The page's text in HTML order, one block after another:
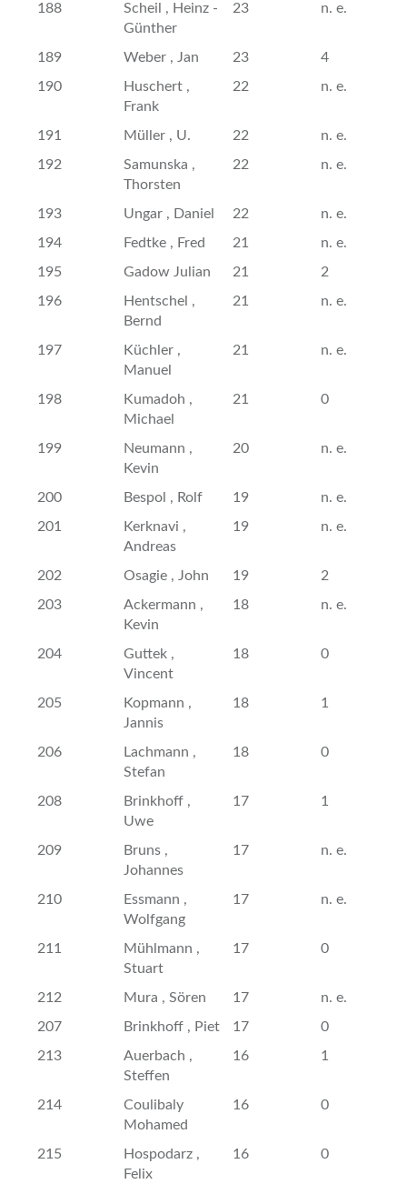
188
Scheil , Heinz -
Günther
23 n. e.
189 Weber , Jan 23
4
190
Huschert ,
Frank
22 n. e.
191 Müller , U. 22
n. e.
192
Samunska ,
Thorsten
22 n. e.
193 Ungar , Daniel 22
n. e.
194
Fedtke , Fred 21
n. e.
195
Gadow Julian 21
2
196
Hentschel ,
Bernd
21 n. e.
197
Küchler ,
Manuel
21 n. e.
198
Kumadoh ,
Michael
21 0
199
Neumann ,
Kevin
20 n. e.
200 Bespol , Rolf 19
n. e.
201
Kerknavi ,
Andreas
19 n. e.
202 Osagie , John 19
2
203
Ackermann ,
Kevin
18 n. e.
204
Guttek ,
Vincent
18 0
205
Kopmann ,
Jannis
18 1
206
Lachmann ,
Stefan
18 0
208
Brinkhoff ,
Uwe
17 1
209
Bruns ,
Johannes
17 n. e.
210
Essmann ,
Wolfgang
17 n. e.
211
Mühlmann ,
Stuart
17 0
212 Mura , Sören 17
n. e.
207
Brinkhoff , Piet 17
0
213
Auerbach ,
Steffen
16 1
214
Coulibaly
Mohamed
16 0
215
Hospodarz ,
Felix
16 0